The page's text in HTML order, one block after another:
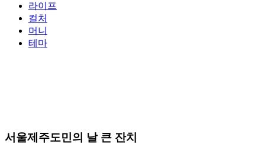
라이프
컬처
머니
테마
서울제주도민의 날 큰 잔치